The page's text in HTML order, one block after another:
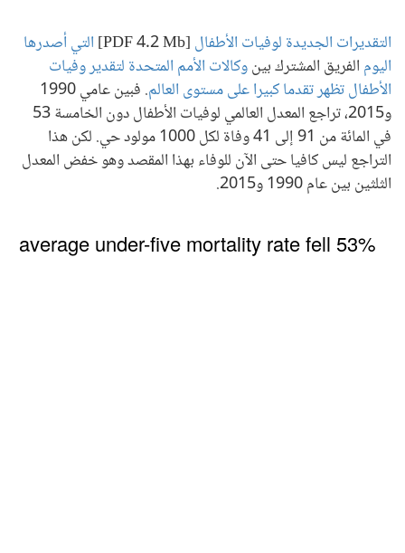
التقديرات الجديدة لوفيات الأطفال [PDF 4.2 Mb]
التي أصدرها
اليوم الفريق المشترك بينوكالات الأمم المتحدة لتقدير وفيات
الأطفال تظهر تقدما كبيرا على مستوى العالم
. فبين عامي 1990
و2015، تراجع المعدل العالمي لوفيات الأطفال دون الخامسة 53
في المائة من 91 إلى 41 وفاة لكل 1000 مولود حي. لكن هذا
التراجع ليس كافيا حتى الآن للوفاء بهذا المقصد وهو خفض المعدل
الثلثين بين عام 1990 و2015.